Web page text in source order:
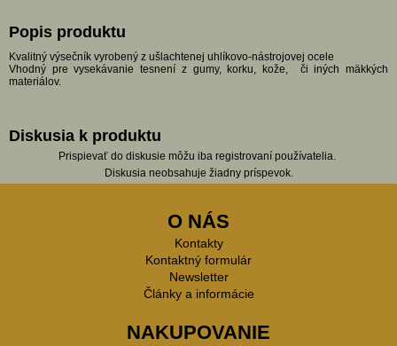
Popis produktu
Kvalitný výsečník vyrobený z ušlachtenej uhlíkovo-nástrojovej ocele
Vhodný pre vysekávanie tesnení z gumy, korku, kože, či iných mäkkých
materiálov.
Diskusia k produktu
Prispievať do diskusie môžu iba registrovaní používatelia.
Diskusia neobsahuje žiadny príspevok.
O NÁS
Kontakty
Kontaktný formulár
Newsletter
Články a informácie
NAKUPOVANIE